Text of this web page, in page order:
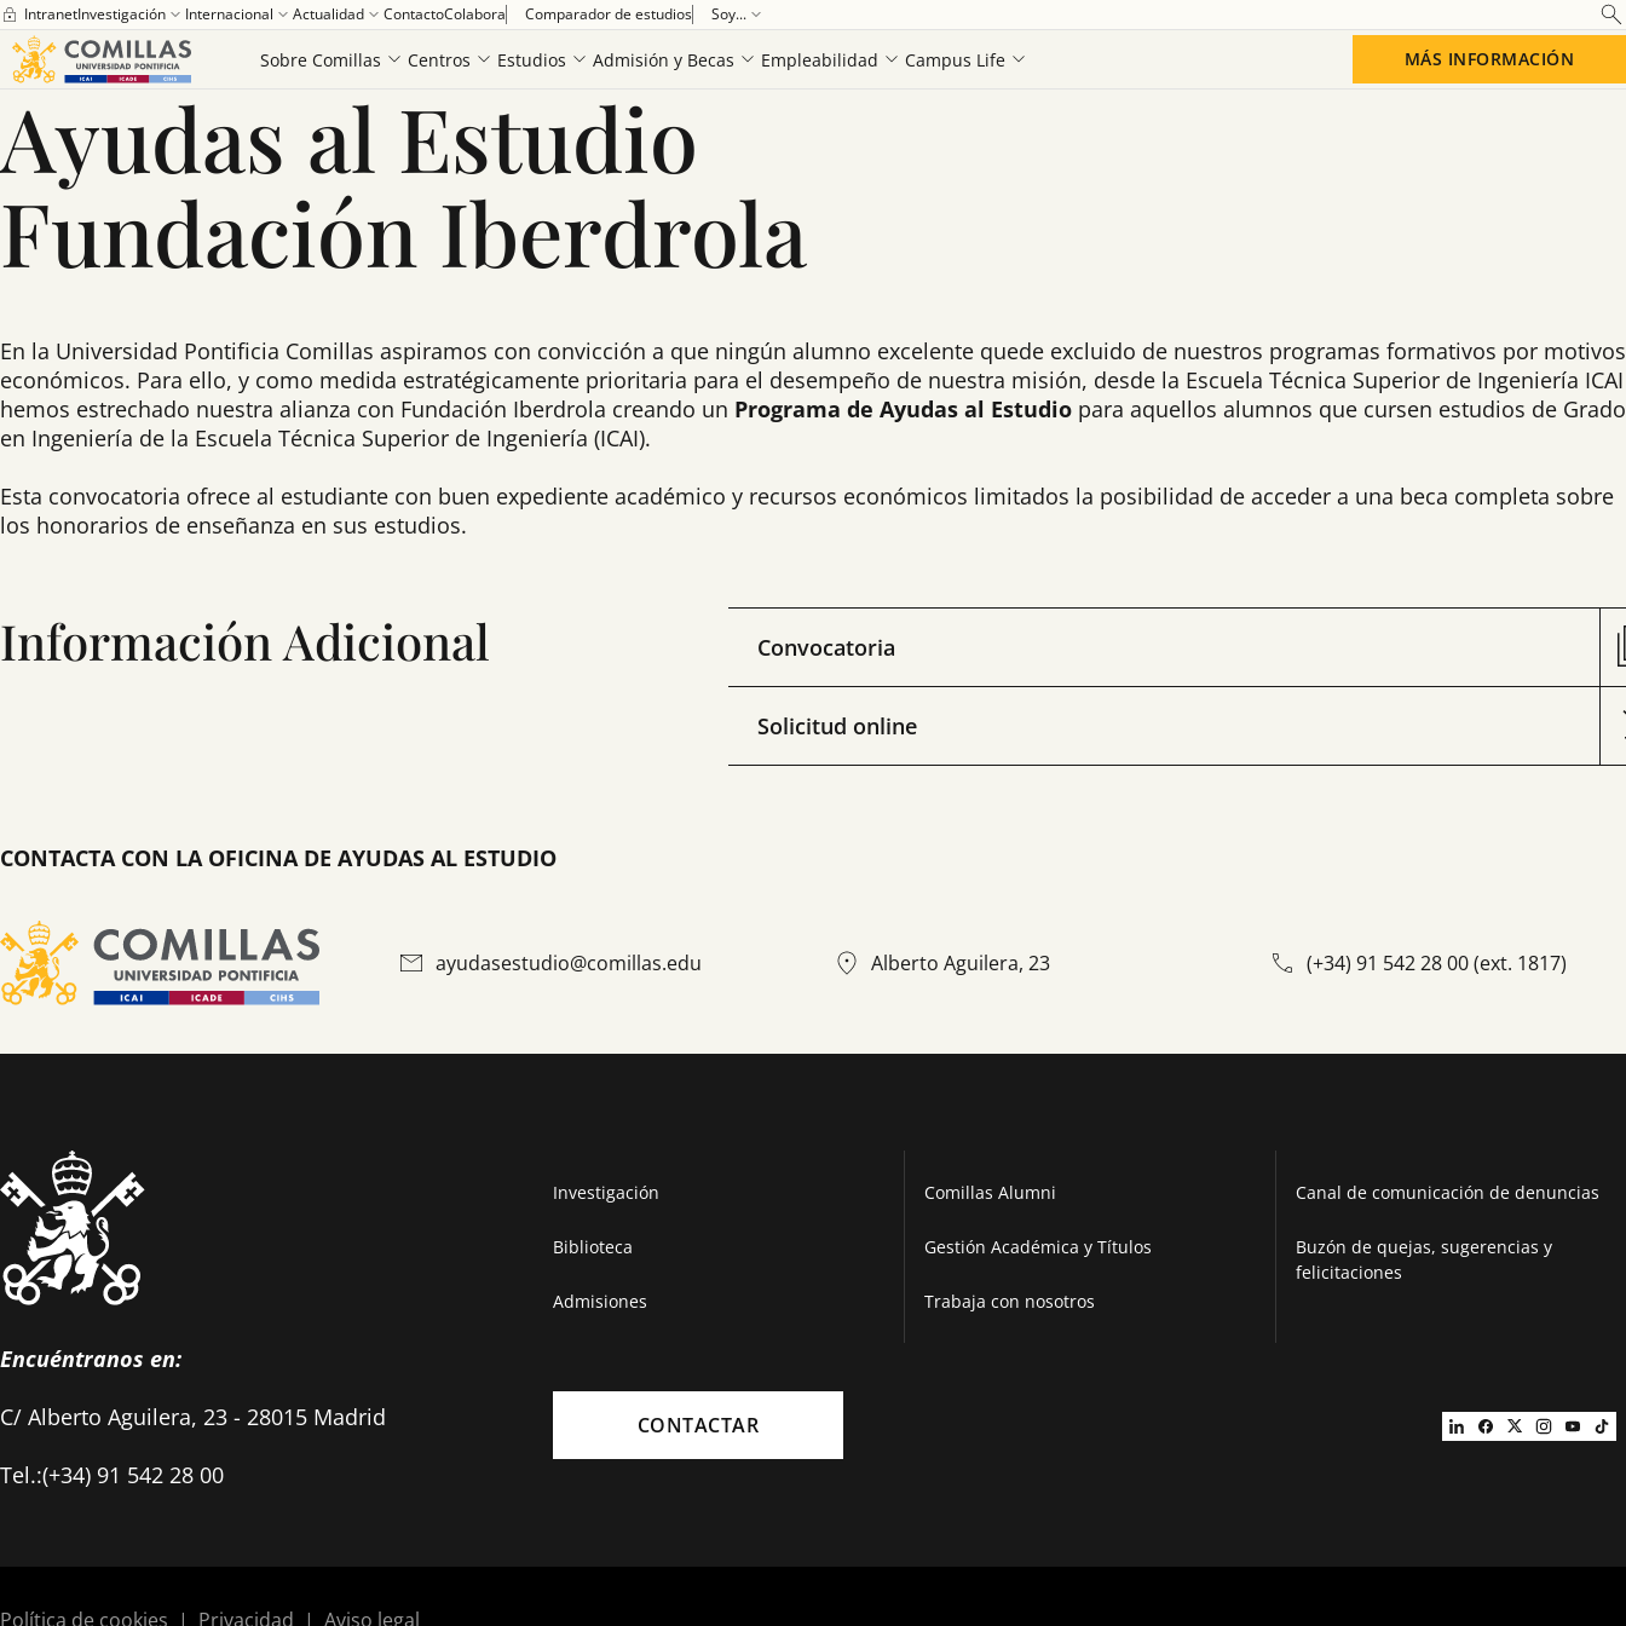
IntranetInvestigación Internacional Actualidad ContactoColabora Comparador de estudios Soy...
Sobre Comillas Centros Estudios Admisión y Becas Empleabilidad Campus Life MÁS INFORMACIÓN
Saber más Ver más
Home Becas y ayudas para grado Ayudas al Estudio Fundación Iberdrola
Ayudas al Estudio
Fundación Iberdrola
En la Universidad Pontificia Comillas aspiramos con convicción a que ningún alumno excelente quede excluido de nuestros programas formativos por motivos
económicos. Para ello, y como medida estratégicamente prioritaria para el desempeño de nuestra misión, desde la Escuela Técnica Superior de Ingeniería ICAI
hemos estrechado nuestra alianza con Fundación Iberdrola creando un Programa de Ayudas al Estudio para aquellos alumnos que cursen estudios de Grado
en Ingeniería de la Escuela Técnica Superior de Ingeniería (ICAI).
Esta convocatoria ofrece al estudiante con buen expediente académico y recursos económicos limitados la posibilidad de acceder a una beca completa sobre
los honorarios de enseñanza en sus estudios.
Información Adicional Convocatoria
Solicitud online
CONTACTA CON LA OFICINA DE AYUDAS AL ESTUDIO
ayudasestudio@comillas.edu Alberto Aguilera, 23 (+34) 91 542 28 00 (ext. 1817)
Encuéntranos en:
C/ Alberto Aguilera, 23 - 28015 Madrid
Tel.:(+34) 91 542 28 00
Investigación
Biblioteca
Admisiones
Comillas Alumni
Gestión Académica y Títulos
Trabaja con nosotros
Canal de comunicación de denuncias
Buzón de quejas, sugerencias y
felicitaciones
CONTACTAR
Política de cookies | Privacidad | Aviso legal